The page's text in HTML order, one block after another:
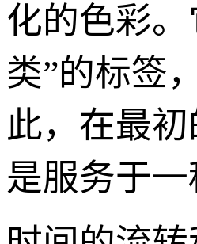
化的色彩
类”的标签
此，在最
是服务于